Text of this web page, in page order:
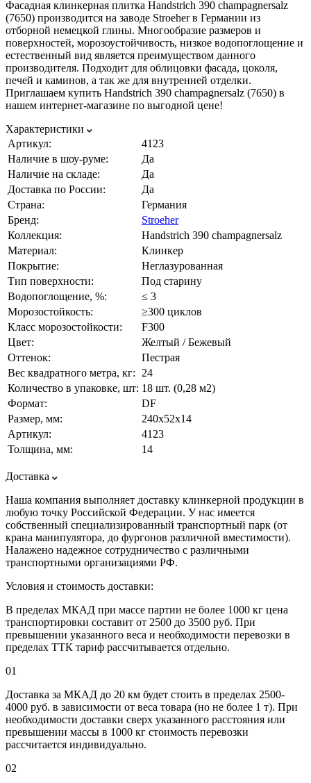
Фасадная клинкерная плитка Handstrich 390 champagnersalz
(7650) производится на заводе Stroeher в Германии из
отборной немецкой глины. Многообразие размеров и
поверхностей, морозоустойчивость, низкое водопоглощение и
естественный вид является преимуществом данного
производителя. Подходит для облицовки фасада, цоколя,
печей и каминов, а так же для внутренней отделки.
Приглашаем купить Handstrich 390 champagnersalz (7650) в
нашем интернет-магазине по выгодной цене!
Характеристики
Артикул:
4123
Наличие в шоу-руме:
Да
Наличие на складе:
Да
Доставка по России:
Да
Страна:
Германия
Бренд:
Stroeher
Коллекция:
Handstrich 390 champagnersalz
Материал:
Клинкер
Покрытие:
Неглазурованная
Тип поверхности:
Под старину
Водопоглощение, %:
≤ 3
Морозостойкость:
≥300 циклов
Класс морозостойкости:
F300
Цвет:
Желтый / Бежевый
Оттенок:
Пестрая
Вес квадратного метра, кг:
24
Количество в упаковке, шт: 18 шт. (0,28 м2)
Формат:
DF
Размер, мм:
240х52х14
Артикул:
4123
Толщина, мм:
14
Доставка
Наша компания выполняет доставку клинкерной продукции в
любую точку Российской Федерации. У нас имеется
собственный специализированный транспортный парк (от
крана манипулятора, до фургонов различной вместимости).
Налажено надежное сотрудничество с различными
транспортными организациями РФ.
Условия и стоимость доставки:
В пределах МКАД при массе партии не более 1000 кг цена
транспортировки составит от 2500 до 3500 руб. При
превышении указанного веса и необходимости перевозки в
пределах ТТК тариф рассчитывается отдельно.
01
Доставка за МКАД до 20 км будет стоить в пределах 2500-
4000 руб. в зависимости от веса товара (но не более 1 т). При
необходимости доставки сверх указанного расстояния или
превышении массы в 1000 кг стоимость перевозки
рассчитается индивидуально.
02